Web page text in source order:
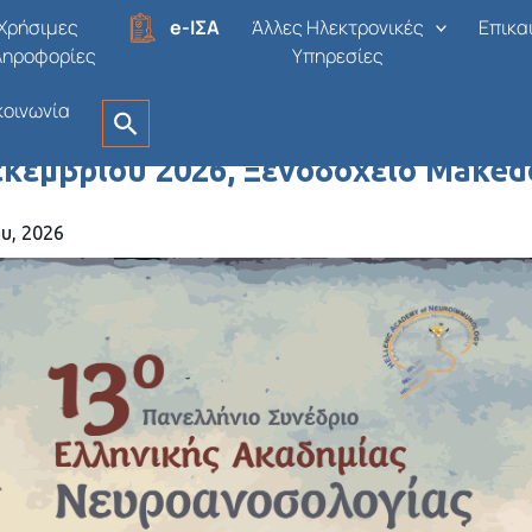
e-ΙΣΑ
Άλλες Ηλεκτρονικές
Υπηρεσίες
Ελληνικής Ακαδημίας
2026, Ξενοδοχείο
2026